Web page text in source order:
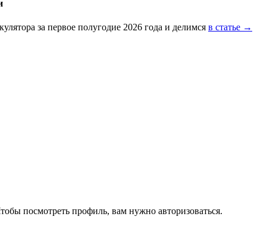
за первое полугодие 2026 года и делимся в статье →
посмотреть профиль, вам нужно авторизоваться.